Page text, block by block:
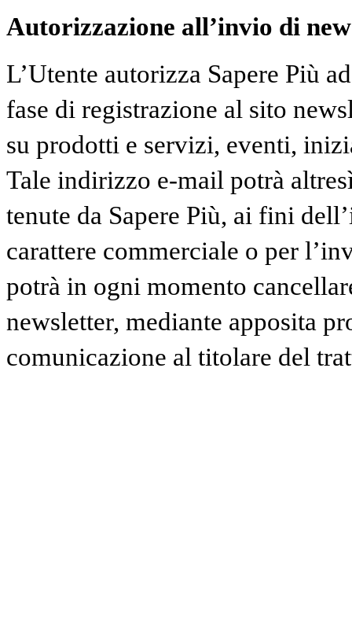
Autorizzazione all’invio di
L’Utente autorizza Sapere Più
fase di registrazione al sito
su prodotti e servizi, eventi,
Tale indirizzo e-mail potrà
tenute da Sapere Più, ai fini
carattere commerciale o per
potrà in ogni momento
newsletter, mediante apposita
comunicazione al titolare del